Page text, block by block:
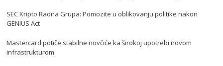
SEC Kripto Radna Grupa: Pomozite u oblikovanju politike nakon
GENIUS Act
Mastercard potiče stabilne novčiće ka širokoj upotrebi novom
infrastrukturom.